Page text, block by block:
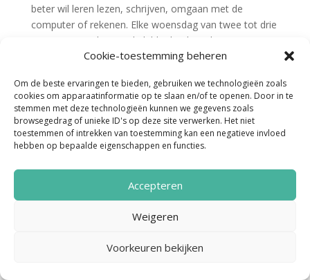
Cookie-toestemming beheren
Om de beste ervaringen te bieden, gebruiken we technologieën zoals
cookies om apparaatinformatie op te slaan en/of te openen. Door in te
stemmen met deze technologieën kunnen we gegevens zoals
browsegedrag of unieke ID's op deze site verwerken. Het niet
toestemmen of intrekken van toestemming kan een negatieve invloed
hebben op bepaalde eigenschappen en functies.
Accepteren
Weigeren
Voorkeuren bekijken
beter wil leren lezen, schrijven, omgaan met de
computer of rekenen. Elke woensdag van twee tot drie
is er een spreekuur in de bibliotheek . Je kunt gewoon...
Noordenveld Helpt © 2022 Ontwerp &
Realisatie:Media Totaal Noord